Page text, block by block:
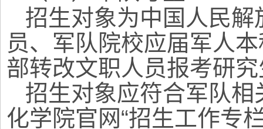
招生对象为中国人民
员、军队院校应届军人
部转改文职人员报考研
招生对象应符合军队
化学院官网“招生工作专